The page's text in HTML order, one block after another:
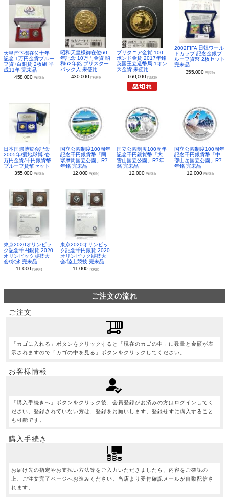
天皇陛下御在位十年
記念 1万円金貨プルー
フ貨+白銅貨 2枚組 平
成11年 完未品
458,000 円(税別)
昭和天皇様御在位60
年記念 10万円金貨 昭
和62年銘 ブリスター
パック入 未使用
430,000 円(税別)
ブリタニア金貨 100
ポンド金貨 2017年銘
英国王立造幣局 1オン
ス金貨 未使用
660,000 円(税別)
2002FIFA 日韓ワール
ドカップ 記念金銀プ
ルーフ貨幣 2枚セット
完未品
355,000 円(税別)
日本国際博覧会記念
2005年/愛地球博 壱
万円金貨/千円銀貨幣
プルーフ貨幣セット
355,000 円(税別)
国立公園制度100周年
記念千円銀貨幣「阿
寒摩周国立公園」R7
年銘 完未品
12,000 円(税別)
国立公園制度100周年
記念千円銀貨幣「大
雪山国立公園」R7年
銘 完未品
12,000 円(税別)
国立公園制度100周年
記念千円銀貨幣「中
部山岳国立公園」R7
年銘 完未品
12,000 円(税別)
東京2020オリンピッ
ク記念千円銀貨 2020
オリンピック競技大
会/水泳 完未品
11,000円(税別)
東京2020オリンピッ
ク記念千円銀貨 2020
オリンピック競技大
会/陸上競技 完未品
11,000 円(税別)
ご注文の流れ
ご注文
「カゴに入れる」ボタンをクリックすると「現在のカゴの中」に数量と金額が表
示されますので「カゴの中を見る」ボタンをクリックしてください。
お客様情報
「購入手続きへ」ボタンをクリック後、会員登録がお済みの方はログインしてく
ださい。登録されていない方は、登録をお願いします。登録せずに購入すること
も可能です。
購入手続き
お届け先の指定やお支払い方法等をご入力いただきましたら、内容をご確認の
上、ご注文完了ページへお進みください。当店より受付確認メールが自動配信さ
れます。